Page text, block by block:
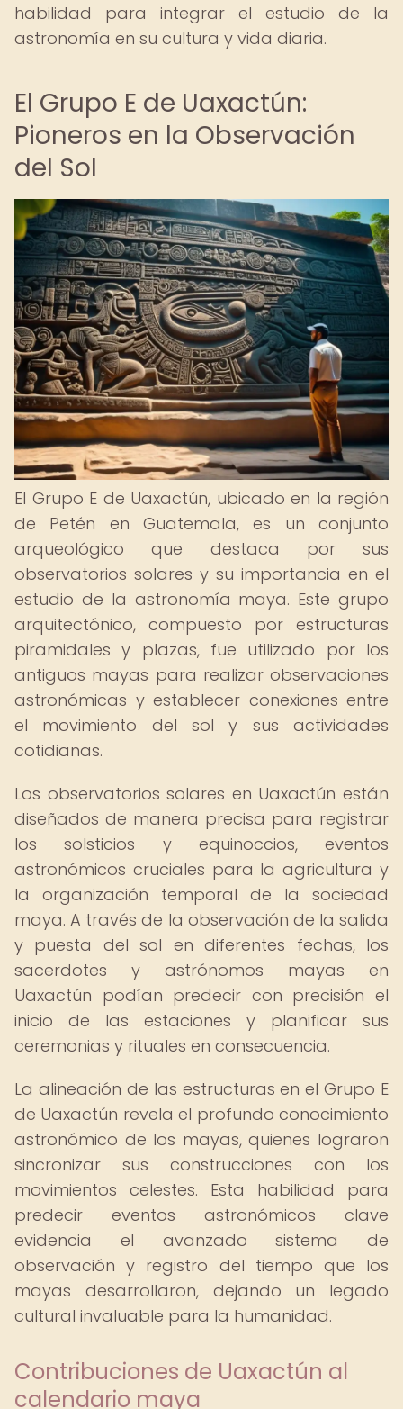
habilidad para integrar el estudio de la
astronomía en su cultura y vida diaria.
El Grupo E de Uaxactún:
Pioneros en la Observación
del Sol
El Grupo E de Uaxactún, ubicado en la región
de Petén en Guatemala, es un conjunto
arqueológico que destaca por sus
observatorios solares y su importancia en el
estudio de la astronomía maya. Este grupo
arquitectónico, compuesto por estructuras
piramidales y plazas, fue utilizado por los
antiguos mayas para realizar observaciones
astronómicas y establecer conexiones entre
el movimiento del sol y sus actividades
cotidianas.
Los observatorios solares en Uaxactún están
diseñados de manera precisa para registrar
los solsticios y equinoccios, eventos
astronómicos cruciales para la agricultura y
la organización temporal de la sociedad
maya. A través de la observación de la salida
y puesta del sol en diferentes fechas, los
sacerdotes y astrónomos mayas en
Uaxactún podían predecir con precisión el
inicio de las estaciones y planificar sus
ceremonias y rituales en consecuencia.
La alineación de las estructuras en el Grupo E
de Uaxactún revela el profundo conocimiento
astronómico de los mayas, quienes lograron
sincronizar sus construcciones con los
movimientos celestes. Esta habilidad para
predecir eventos astronómicos clave
evidencia el avanzado sistema de
observación y registro del tiempo que los
mayas desarrollaron, dejando un legado
cultural invaluable para la humanidad.
Contribuciones de Uaxactún al
calendario maya